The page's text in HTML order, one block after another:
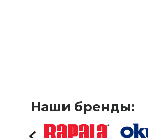
Наши бренды: